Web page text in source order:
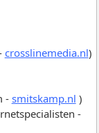
crosslinemedia.nl)
- smitskamp.nl )
-